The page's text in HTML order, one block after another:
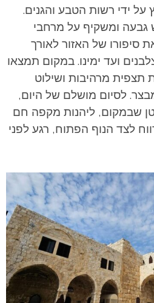
ידי רשות הטבע והגנים.
ומשקיף על מרחבי
סיפורו של האזור לאורך
ועד ימינו. במקום תמצאו
תצפית מרהיבות ושילוט
לסיום מושלם של היום,
שבמקום, ליהנות מקפה חם
לצד הנוף הפתוח, רגע לפני